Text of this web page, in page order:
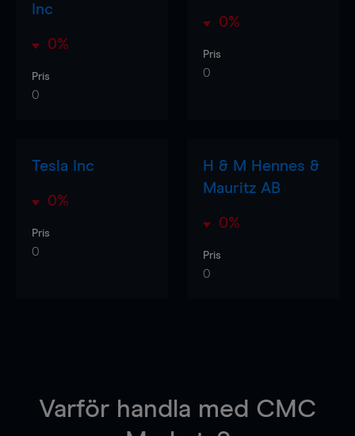
Inc
0%
Pris
0
0%
Pris
0
Tesla Inc
0%
Pris
0
H & M Hennes &
Mauritz AB
0%
Pris
0
Varför handla med CMC